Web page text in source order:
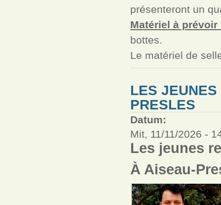
présenteront un
Matériel à prévoir
bottes.
Le matériel de
LES
PRESLES
Datum:
Mit, 11/11/2026 -
Les jeunes
À Aiseau-